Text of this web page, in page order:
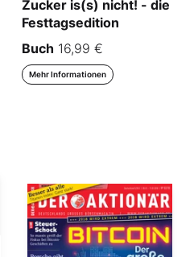
Zucker is(s) nicht! - die
Festtagsedition
Buch 16,99 €
Mehr Informationen